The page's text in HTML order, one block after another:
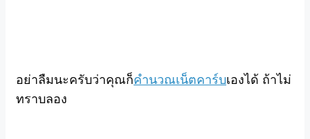
อย่าลืมนะครับว่าคุณก็คำนวณเน็ตคาร์บเองได้ ถ้าไม่
ทราบลอง